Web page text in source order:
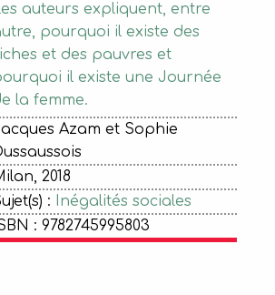
auteurs expliquent, entre
pourquoi il existe des
et des pauvres et
il existe une Journée
la femme.
Azam et Sophie
2018
:
Inégalités sociales
: 9782745995803